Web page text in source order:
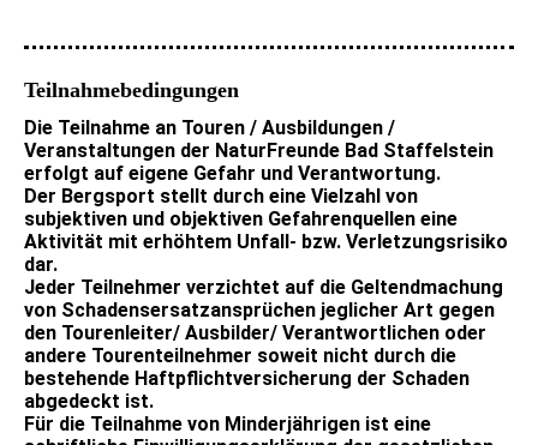
Teilnahmebedingungen
Die Teilnahme an Touren / Ausbildungen /
Veranstaltungen der NaturFreunde Bad Staffelstein
erfolgt auf eigene Gefahr und Verantwortung.
Der Bergsport stellt durch eine Vielzahl von
subjektiven und objektiven Gefahrenquellen eine
Aktivität mit erhöhtem Unfall- bzw. Verletzungsrisiko
dar.
Jeder Teilnehmer verzichtet auf die Geltendmachung
von Schadensersatzansprüchen jeglicher Art gegen
den Tourenleiter/ Ausbilder/ Verantwortlichen oder
andere Tourenteilnehmer soweit nicht durch die
bestehende Haftpflichtversicherung der Schaden
abgedeckt ist.
Für die Teilnahme von Minderjährigen ist eine